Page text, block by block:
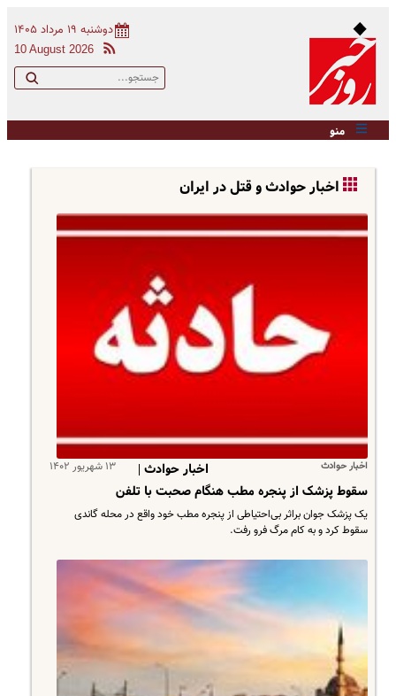
دوشنبه ۱۹ مرداد ۱۴۰۵
10 August 2026
منو
اخبار حوادث و قتل در ایران
اخبار حوادث ۱۳ شهریور ۱۴۰۲
اخبار حوادث |
سقوط پزشک از پنجره مطب هنگام صحبت با تلفن
یک پزشک جوان براثر بی‌احتیاطی از پنجره مطب خود واقع در محله گاندی
سقوط کرد و به کام مرگ فرو رفت.